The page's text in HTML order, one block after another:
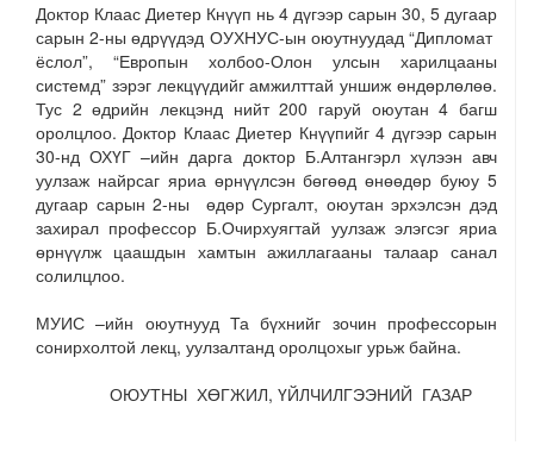
Доктор Клаас Диетер Кнүүп нь 4 дүгээр сарын 30, 5 дугаар
сарын 2-ны өдрүүдэд ОУХНУС-ын оюутнуудад “Дипломат
ёслол”, “Европын холбоo-Олон улсын харилцааны
системд” зэрэг лекцүүдийг амжилттай уншиж өндөрлөлөө.
Тус 2 өдрийн лекцэнд нийт 200 гаруй оюутан 4 багш
оролцлоо. Доктор Клаас Диетер Кнүүпийг 4 дүгээр сарын
30-нд ОХҮГ –ийн дарга доктор Б.Алтангэрл хүлээн авч
уулзаж найрсаг яриа өрнүүлсэн бөгөөд өнөөдөр буюу 5
дугаар сарын 2-ны өдөр Сургалт, оюутан эрхэлсэн дэд
захирал профессор Б.Очирхуягтай уулзаж элэгсэг яриа
өрнүүлж цаашдын хамтын ажиллагааны талаар санал
солилцлоо.
МУИС –ийн оюутнууд Та бүхнийг зочин профессорын
сонирхолтой лекц, уулзалтанд оролцохыг урьж байна.
ОЮУТНЫ ХӨГЖИЛ, ҮЙЛЧИЛГЭЭНИЙ ГАЗАР